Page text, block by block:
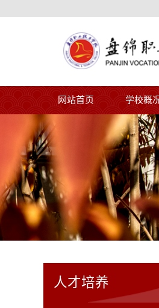
网站首页 学校概
人才培养